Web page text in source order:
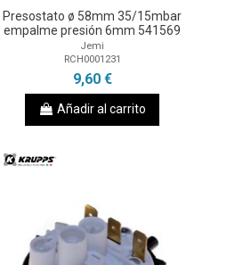
Presostato ø 58mm 35/15mbar
empalme presión 6mm 541569
Jemi
RCH0001231
9,60 €
Añadir al carrito